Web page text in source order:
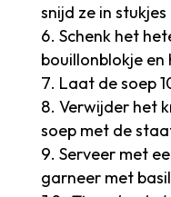
snijd ze in
Schenk het
bouillonblokje
Laat de soep
Verwijder het
soep met de
Serveer met
garneer met